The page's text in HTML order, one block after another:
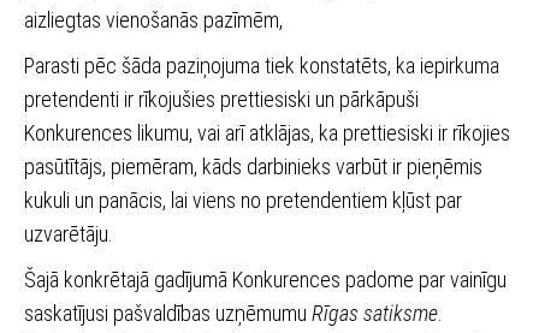
aizliegtas vienošanās pazīmēm,
Parasti pēc šāda paziņojuma tiek konstatēts, ka iepirkuma
pretendenti ir rīkojušies prettiesiski un pārkāpuši
Konkurences likumu, vai arī atklājas, ka prettiesiski ir rīkojies
pasūtītājs, piemēram, kāds darbinieks varbūt ir pieņēmis
kukuli un panācis, lai viens no pretendentiem kļūst par
uzvarētāju.
Šajā konkrētajā gadījumā Konkurences padome par vainīgu
saskatījusi pašvaldības uzņēmumu Rīgas satiksme